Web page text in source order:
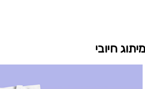
מיתוג חיובי